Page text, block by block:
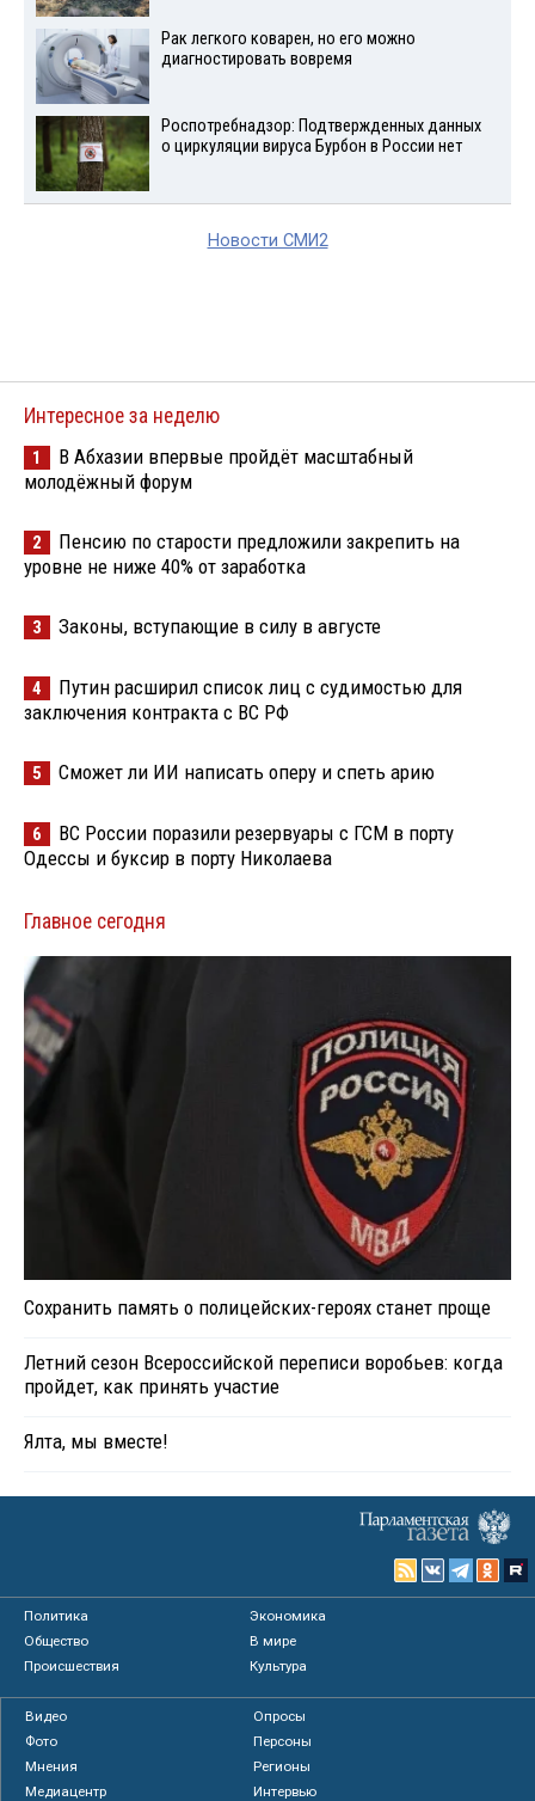
Рак легкого коварен, но его можно
диагностировать вовремя
Роспотребнадзор: Подтвержденных данных
о циркуляции вируса Бурбон в России нет
Новости СМИ2
Интересное за неделю
1
В Абхазии впервые пройдёт масштабный
молодёжный форум
2
Пенсию по старости предложили закрепить на
уровне не ниже 40% от заработка
3 Законы, вступающие в силу в августе
4
Путин расширил список лиц с судимостью для
заключения контракта с ВС РФ
5 Сможет ли ИИ написать оперу и спеть арию
6
ВС России поразили резервуары с ГСМ в порту
Одессы и буксир в порту Николаева
Главное сегодня
Сохранить память о полицейских-героях станет проще
Летний сезон Всероссийской переписи воробьев: когда
пройдет, как принять участие
Ялта, мы вместе!
Политика
Экономика
Общество
В мире
Происшествия
Культура
Видео
Опросы
Фото
Персоны
Мнения
Регионы
Медиацентр
Интервью